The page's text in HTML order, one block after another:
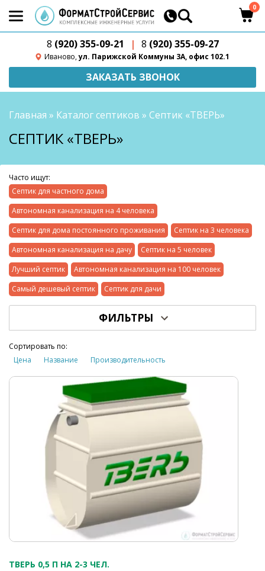
8 (920) 355-09-21 | 8 (920) 355-09-27
Иваново,ул. Парижской Коммуны 3А, офис 102.1
0
ЗАКАЗАТЬ ЗВОНОК
Главная » Каталог септиков » Септик «ТВЕРЬ»
СЕПТИК «ТВЕРЬ»
Часто ищут:
Септик для частного дома
Автономная канализация на 4 человека
Септик для дома постоянного проживания
Септик на 3 человека
Автономная канализация на дачу
Септик на 5 человек
Лучший септик
Автономная канализация на 100 человек
Самый дешевый септик
Септик для дачи
ФИЛЬТРЫ
Сортировать по:
Цена
Название Производительность
ТВЕРЬ 0,5 П НА 2-3 ЧЕЛ.